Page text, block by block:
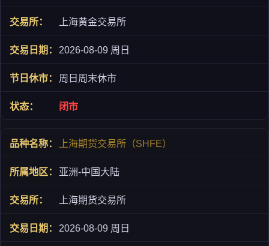
上海黄金交易所
2026-08-09 周日
周日周末休市
闭市
上海期货交易所（SHFE）
亚洲-中国大陆
上海期货交易所
2026-08-09 周日